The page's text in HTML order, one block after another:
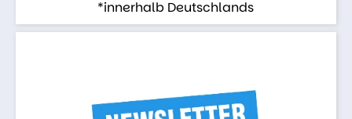
*innerhalb Deutschlands